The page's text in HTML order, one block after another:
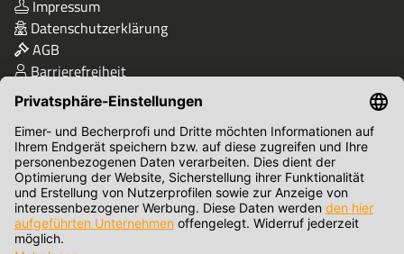
Impressum
Datenschutzerklärung
AGB
Barrierefreiheit
Qualität & Sicherheit